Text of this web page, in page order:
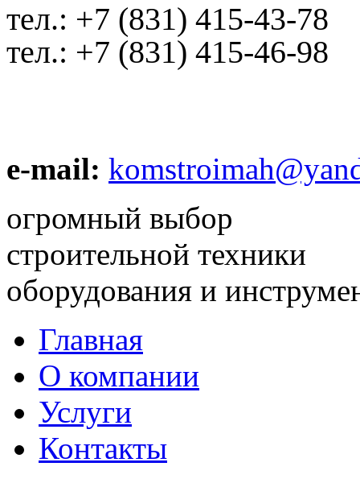
тел.: +7 (831) 415-43-78
тел.: +7 (831) 415-46-98
e-mail:
огромный выбор
строительной техники
оборудования и
Главная
О компании
Услуги
Контакты